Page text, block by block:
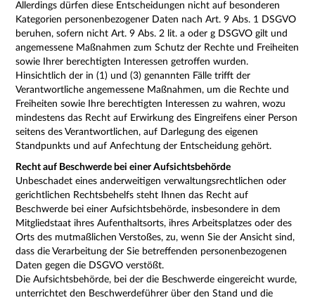
Allerdings dürfen diese Entscheidungen nicht auf besonderen
Kategorien personenbezogener Daten nach Art. 9 Abs. 1 DSGVO
beruhen, sofern nicht Art. 9 Abs. 2 lit. a oder g DSGVO gilt und
angemessene Maßnahmen zum Schutz der Rechte und Freiheiten
sowie Ihrer berechtigten Interessen getroffen wurden.
Hinsichtlich der in (1) und (3) genannten Fälle trifft der
Verantwortliche angemessene Maßnahmen, um die Rechte und
Freiheiten sowie Ihre berechtigten Interessen zu wahren, wozu
mindestens das Recht auf Erwirkung des Eingreifens einer Person
seitens des Verantwortlichen, auf Darlegung des eigenen
Standpunkts und auf Anfechtung der Entscheidung gehört.
Recht auf Beschwerde bei einer Aufsichtsbehörde
Unbeschadet eines anderweitigen verwaltungsrechtlichen oder
gerichtlichen Rechtsbehelfs steht Ihnen das Recht auf
Beschwerde bei einer Aufsichtsbehörde, insbesondere in dem
Mitgliedstaat ihres Aufenthaltsorts, ihres Arbeitsplatzes oder des
Orts des mutmaßlichen Verstoßes, zu, wenn Sie der Ansicht sind,
dass die Verarbeitung der Sie betreffenden personenbezogenen
Daten gegen die DSGVO verstößt.
Die Aufsichtsbehörde, bei der die Beschwerde eingereicht wurde,
unterrichtet den Beschwerdeführer über den Stand und die